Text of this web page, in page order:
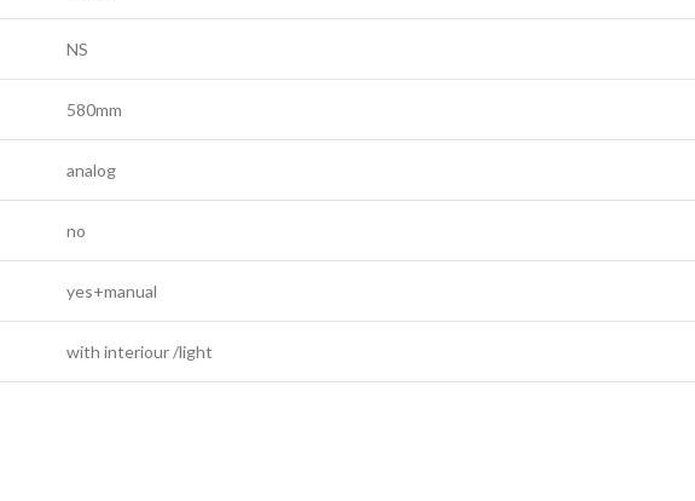
NS
580mm
analog
no
yes+manual
with interiour /light